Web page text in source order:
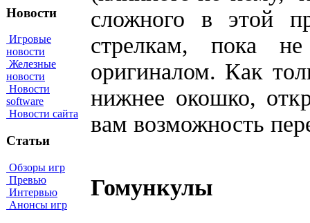
Новости
Игровые
новости
Железные
новости
Новости
software
Новости сайта
Статьи
Обзоры игр
Превью
Интервью
Анонсы игр
сложного в этой
стрелкам, пока
оригиналом. Как
нижнее окошко,
вам возможность
Гомункулы